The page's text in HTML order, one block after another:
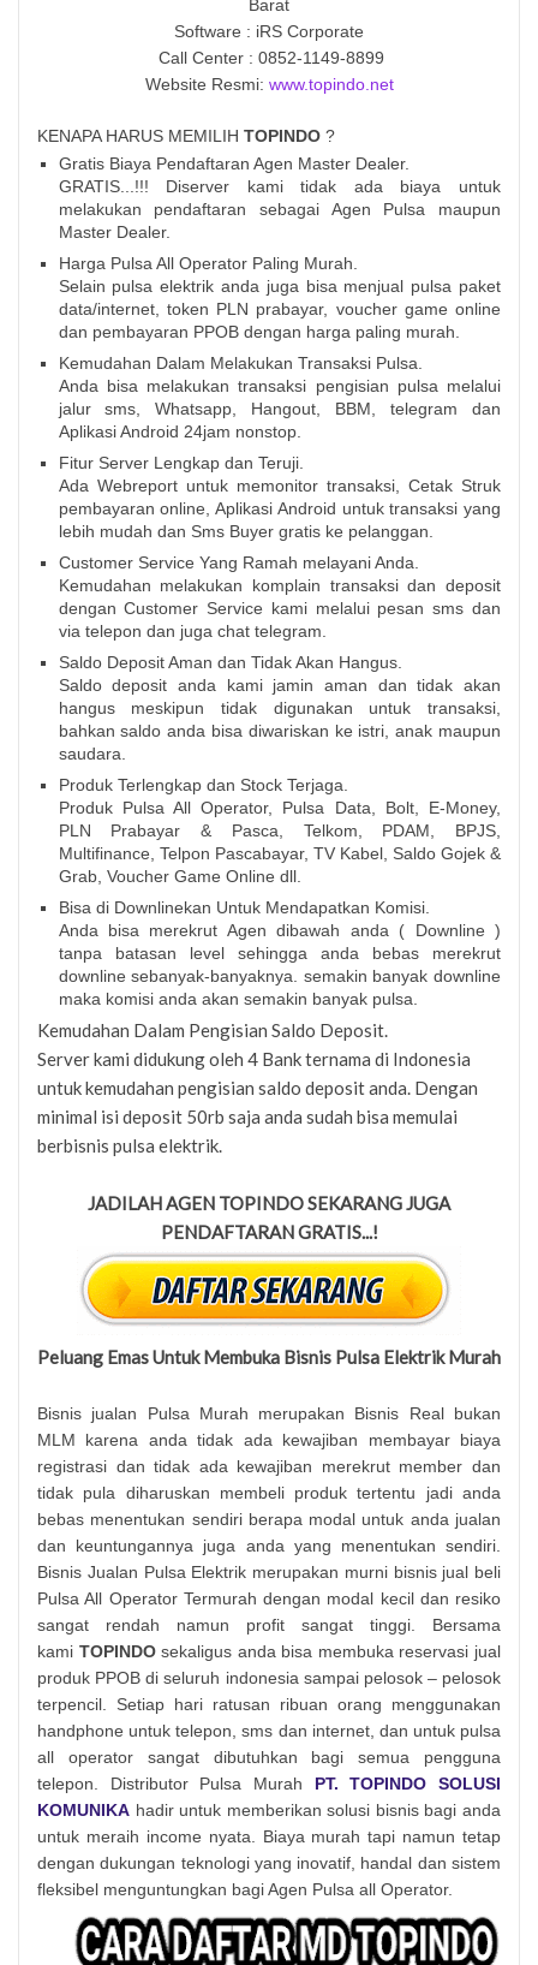
Barat
Software : iRS Corporate
Call Center : 0852-1149-8899
Website Resmi: www.topindo.net
KENAPA HARUS MEMILIH TOPINDO ?
Gratis Biaya Pendaftaran Agen Master Dealer.
GRATIS...!!! Diserver kami tidak ada biaya untuk
melakukan pendaftaran sebagai Agen Pulsa maupun
Master Dealer.
Harga Pulsa All Operator Paling Murah.
Selain pulsa elektrik anda juga bisa menjual pulsa paket
data/internet, token PLN prabayar, voucher game online
dan pembayaran PPOB dengan harga paling murah.
Kemudahan Dalam Melakukan Transaksi Pulsa.
Anda bisa melakukan transaksi pengisian pulsa melalui
jalur sms, Whatsapp, Hangout, BBM, telegram dan
Aplikasi Android 24jam nonstop.
Fitur Server Lengkap dan Teruji.
Ada Webreport untuk memonitor transaksi, Cetak Struk
pembayaran online, Aplikasi Android untuk transaksi yang
lebih mudah dan Sms Buyer gratis ke pelanggan.
Customer Service Yang Ramah melayani Anda.
Kemudahan melakukan komplain transaksi dan deposit
dengan Customer Service kami melalui pesan sms dan
via telepon dan juga chat telegram.
Saldo Deposit Aman dan Tidak Akan Hangus.
Saldo deposit anda kami jamin aman dan tidak akan
hangus meskipun tidak digunakan untuk transaksi,
bahkan saldo anda bisa diwariskan ke istri, anak maupun
saudara.
Produk Terlengkap dan Stock Terjaga.
Produk Pulsa All Operator, Pulsa Data, Bolt, E-Money,
PLN Prabayar & Pasca, Telkom, PDAM, BPJS,
Multifinance, Telpon Pascabayar, TV Kabel, Saldo Gojek &
Grab, Voucher Game Online dll.
Bisa di Downlinekan Untuk Mendapatkan Komisi.
Anda bisa merekrut Agen dibawah anda ( Downline )
tanpa batasan level sehingga anda bebas merekrut
downline sebanyak-banyaknya. semakin banyak downline
maka komisi anda akan semakin banyak pulsa.
Kemudahan Dalam Pengisian Saldo Deposit.
Server kami didukung oleh 4 Bank ternama di Indonesia
untuk kemudahan pengisian saldo deposit anda. Dengan
minimal isi deposit 50rb saja anda sudah bisa memulai
berbisnis pulsa elektrik.
JADILAH AGEN TOPINDO SEKARANG JUGA
PENDAFTARAN GRATIS...!
Peluang Emas Untuk Membuka Bisnis Pulsa Elektrik Murah
Bisnis jualan Pulsa Murah merupakan Bisnis Real bukan
MLM karena anda tidak ada kewajiban membayar biaya
registrasi dan tidak ada kewajiban merekrut member dan
tidak pula diharuskan membeli produk tertentu jadi anda
bebas menentukan sendiri berapa modal untuk anda jualan
dan keuntungannya juga anda yang menentukan sendiri.
Bisnis Jualan Pulsa Elektrik merupakan murni bisnis jual beli
Pulsa All Operator Termurah dengan modal kecil dan resiko
sangat rendah namun profit sangat tinggi. Bersama
kami TOPINDOsekaligus anda bisa membuka reservasi jual
produk PPOB di seluruh indonesia sampai pelosok – pelosok
terpencil. Setiap hari ratusan ribuan orang menggunakan
handphone untuk telepon, sms dan internet, dan untuk pulsa
all operator sangat dibutuhkan bagi semua pengguna
telepon. Distributor Pulsa Murah PT. TOPINDO SOLUSI
KOMUNIKA hadir untuk memberikan solusi bisnis bagi anda
untuk meraih income nyata. Biaya murah tapi namun tetap
dengan dukungan teknologi yang inovatif, handal dan sistem
fleksibel menguntungkan bagi Agen Pulsa all Operator.